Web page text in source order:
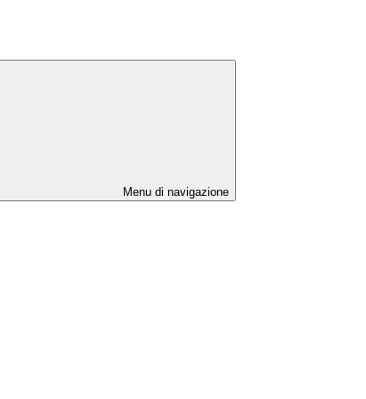
Menu di navigazione